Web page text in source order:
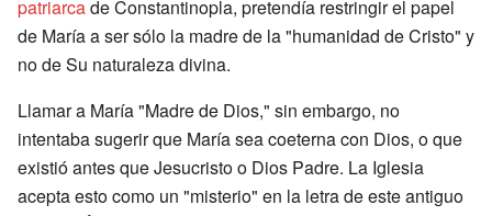
patriarcade Constantinopla, pretendía restringir el papel
de María a ser sólo la madre de la "humanidad de Cristo" y
no de Su naturaleza divina.
Llamar a María "Madre de Dios," sin embargo, no
intentaba sugerir que María sea coeterna con Dios, o que
existió antes que Jesucristo o Dios Padre. La Iglesia
acepta esto como un "misterio" en la letra de este antiguo